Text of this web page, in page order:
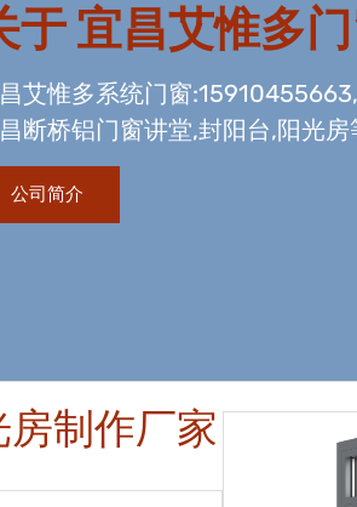
于宜昌艾惟多
艾惟多系统门窗
断桥铝门窗讲堂,封阳台,阳光
,玻璃幕墙工程资质,国内门窗
产线。
公司简介
制作厂家